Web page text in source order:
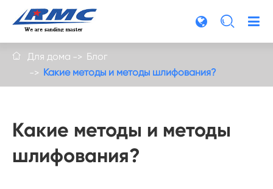

 Для дома
Блог
Какие методы и методы шлифования?
Какие методы и методы
шлифования?